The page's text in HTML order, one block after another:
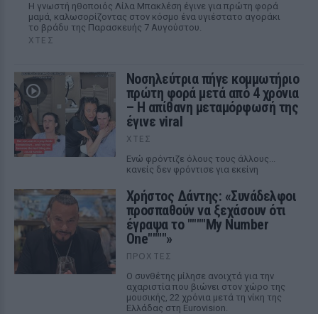
Η γνωστή ηθοποιός Λίλα Μπακλέση έγινε για πρώτη φορά
μαμά, καλωσορίζοντας στον κόσμο ένα υγιέστατο αγοράκι
το βράδυ της Παρασκευής 7 Αυγούστου.
ΧΤΕΣ
Νοσηλεύτρια πήγε κομμωτήριο
πρώτη φορά μετά από 4 χρόνια
– Η απίθανη μεταμόρφωσή της
έγινε viral
ΧΤΕΣ
Ενώ φρόντιζε όλους τους άλλους...
κανείς δεν φρόντισε για εκείνη
Χρήστος Δάντης: «Συνάδελφοι
προσπαθούν να ξεχάσουν ότι
έγραψα το """"My Number
One""""»
ΠΡΟΧΤΈΣ
Ο συνθέτης μίλησε ανοιχτά για την
αχαριστία που βιώνει στον χώρο της
μουσικής, 22 χρόνια μετά τη νίκη της
Ελλάδας στη Eurovision.